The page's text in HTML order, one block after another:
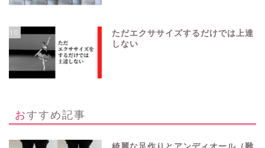
10
ただエクササイズするだけでは上達
しない
おすすめ記事